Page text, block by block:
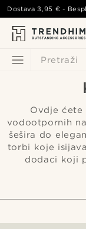
Pretraži
Dostava3,95 € -
Ovdje ćete
vodootpornih
šešira do
torbi koje
dodaci koji